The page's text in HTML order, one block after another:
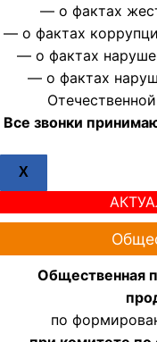
— о фактах
— о фактах
— о фактах
— о фактах
Все звонки
X
Общественная
по